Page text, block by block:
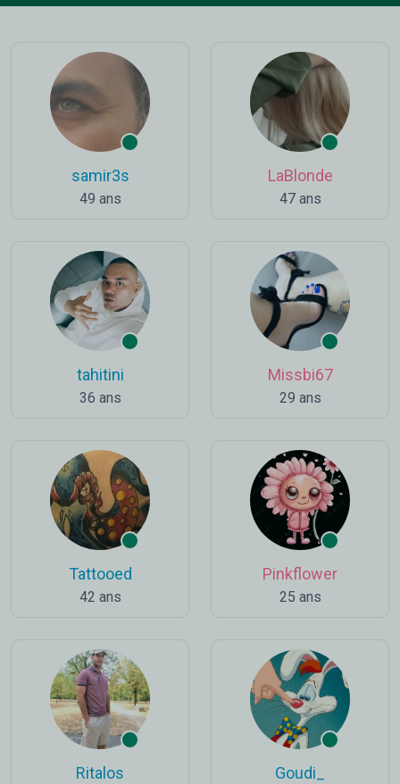
samir3s
49 ans
LaBlonde
47 ans
tahitini
36 ans
Missbi67
29 ans
Tattooed
42 ans
Pinkflower
25 ans
Ritalos Goudi_